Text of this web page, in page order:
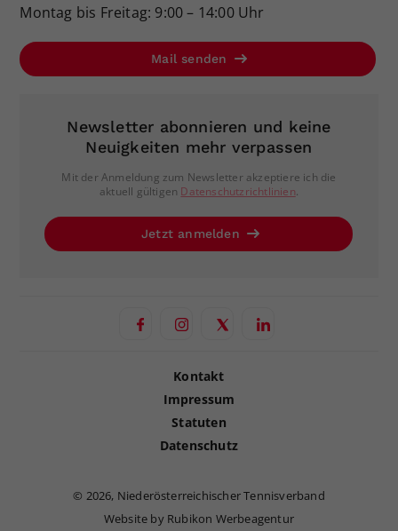
Montag bis Freitag: 9:00 – 14:00 Uhr
Mail senden
Newsletter abonnieren und keine
Neuigkeiten mehr verpassen
Mit der Anmeldung zum Newsletter akzeptiere ich die
aktuell gültigen Datenschutzrichtlinien.
Jetzt anmelden
Kontakt
Impressum
Statuten
Datenschutz
© 2026, Niederösterreichischer Tennisverband
Website by Rubikon Werbeagentur